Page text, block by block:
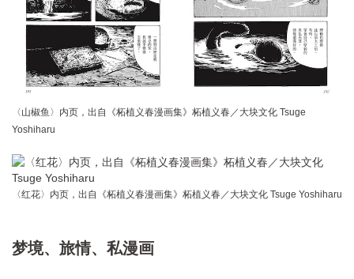
〈山椒鱼〉内页，出自《柘植义春漫画集》柘植义春／大块文化 Tsuge
Yoshiharu
〈红花〉内页，出自《柘植义春漫画集》柘植义春／大块文化 Tsuge Yoshiharu
梦境、旅情、私漫画